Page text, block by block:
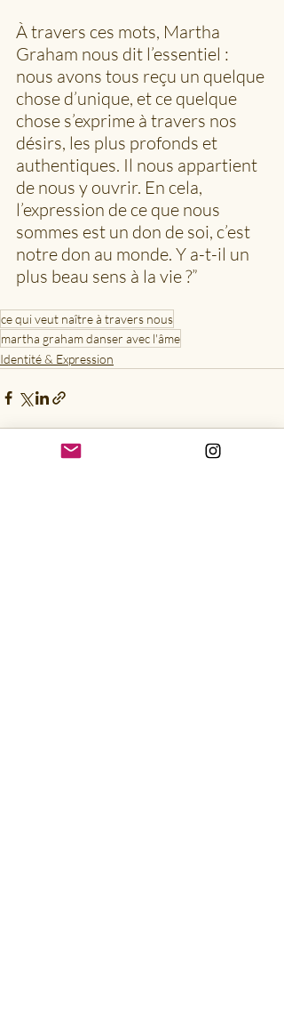
À travers ces mots, Martha
Graham nous dit l’essentiel :
nous avons tous reçu un quelque
chose d’unique, et ce quelque
chose s’exprime à travers nos
désirs, les plus profonds et
authentiques. Il nous appartient
de nous y ouvrir. En cela,
l’expression de ce que nous
sommes est un don de soi, c’est
notre don au monde. Y a-t-il un
plus beau sens à la vie ?”
ce qui veut naître à travers nous
martha graham danser avec l'âme
Identité & Expression